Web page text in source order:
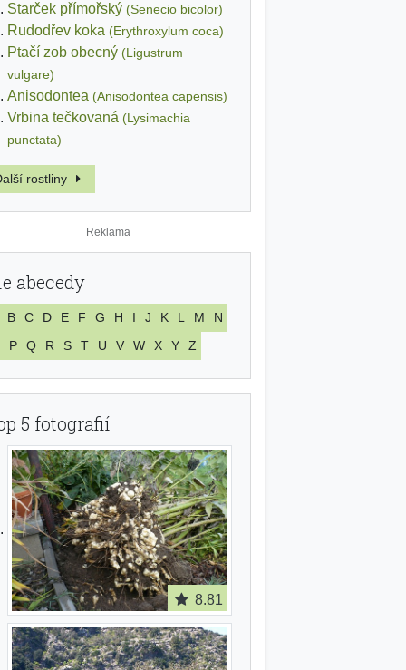
Starček přímořský (Senecio bicolor)
Rudodřev koka (Erythroxylum coca)
Ptačí zob obecný (Ligustrum
vulgare)
Anisodontea (Anisodontea capensis)
Vrbina tečkovaná (Lysimachia
punctata)
rostliny
abecedy
B C D E F G H I J K L M
N
P
Q R S T U V W X Y Z
5 fotografií
8.81